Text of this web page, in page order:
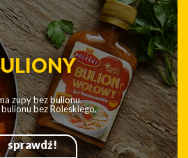
OCTY